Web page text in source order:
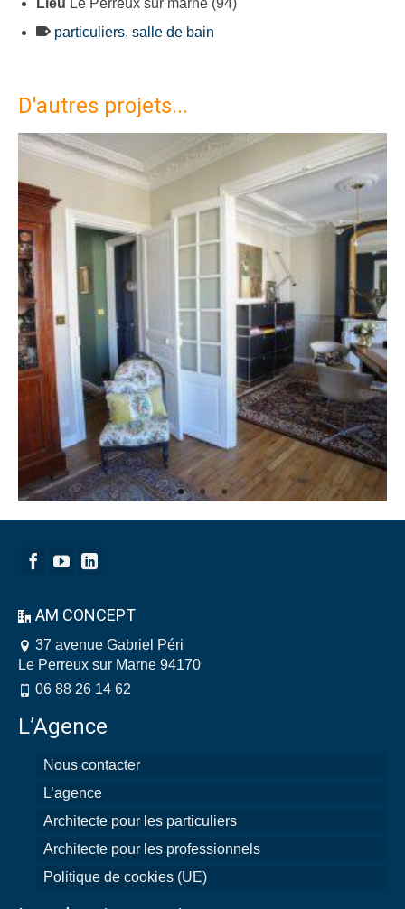
Lieu Le Perreux sur marne (94)
particuliers, salle de bain
D'autres projets...
AM CONCEPT
37 avenue Gabriel Péri
Le Perreux sur Marne 94170
06 88 26 14 62
L’Agence
Nous contacter
L’agence
Architecte pour les particuliers
Architecte pour les professionnels
Politique de cookies (UE)